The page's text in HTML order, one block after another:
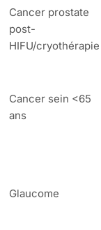
Cancer prostate
post-
HIFU/cryothérapie
Cancer sein <65
ans
Glaucome